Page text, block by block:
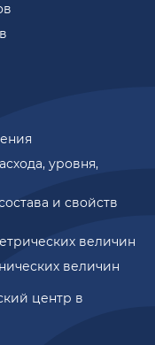
центр в
уровня,
и свойств
величин
величин